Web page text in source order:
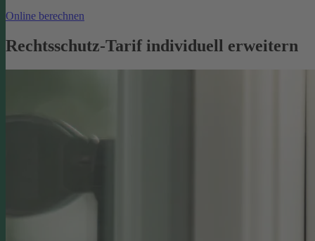
Online berechnen
Rechtsschutz-Tarif individuell erweitern